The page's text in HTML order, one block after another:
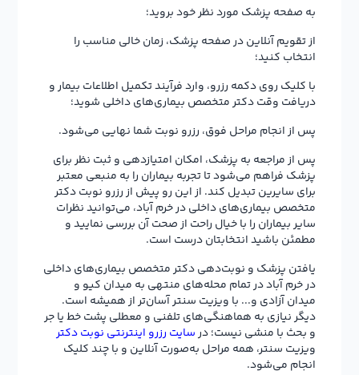
به صفحه پزشک مورد نظر خود بروید؛
از تقویم آنلاین در صفحه پزشک، زمان خالی مناسب را
انتخاب کنید؛
با کلیک روی دکمه رزرو، وارد فرآیند تکمیل اطلاعات بیمار و
دریافت وقت دکتر متخصص بیماری‌های داخلی شوید؛
پس از انجام مراحل فوق، رزرو نوبت شما نهایی می‌شود.
پس از مراجعه به پزشک، امکان امتیازدهی و ثبت نظر برای
پزشک فراهم می‌شود تا تجربه بیماران را به منبعی معتبر
برای سایرین تبدیل کند. از این رو پیش از رزرو نوبت دکتر
متخصص بیماری‌های داخلی در خرم آباد، می‌توانید نظرات
سایر بیماران را با خیال راحت از صحت آن بررسی نمایید و
مطمئن باشید انتخابتان درست است.
یافتن پزشک و نوبت‌دهی دکتر متخصص بیماری‌های داخلی
در خرم آباد در تمام محله‌های منتهی به میدان کیو و
میدان آزادی و... با ویزیت سنتر آسان‌تر از همیشه است.
دیگر نیازی به هماهنگی‌های تلفنی و معطلی پشت خط یا جر
و بحث با منشی نیست؛ درسایت رزرو اینترنتی نوبت دکتر
ویزیت سنتر، همه مراحل به‌صورت آنلاین و با چند کلیک
انجام می‌شود.